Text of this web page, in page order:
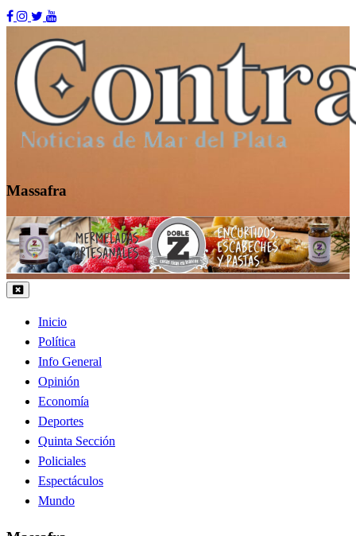
Skip
content
Contraste MDP
Massafra
Inicio
Política
Info General
Opinión
Economía
Deportes
Quinta Sección
Policiales
Espectáculos
Mundo